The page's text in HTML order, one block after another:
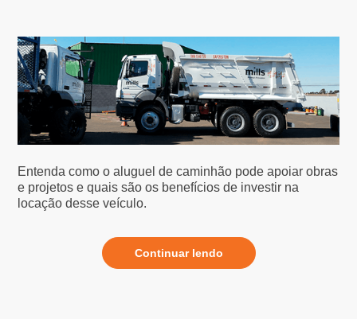
Entenda como o aluguel de caminhão pode apoiar obras
e projetos e quais são os benefícios de investir na
locação desse veículo.
Continuar lendo